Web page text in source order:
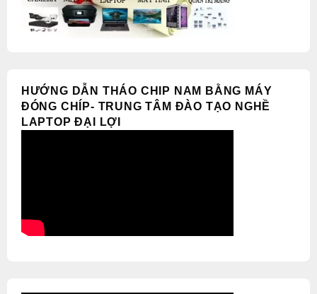
HƯỚNG DẪN THÁO CHIP NAM BẰNG MÁY
ĐÓNG CHÍP- TRUNG TÂM ĐÀO TẠO NGHỀ
LAPTOP ĐẠI LỢI